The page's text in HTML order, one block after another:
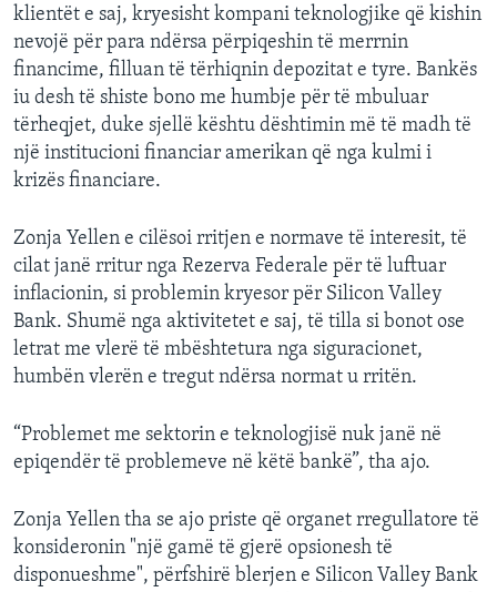
klientët e saj, kryesisht kompani teknologjike që kishin
nevojë për para ndërsa përpiqeshin të merrnin
financime, filluan të tërhiqnin depozitat e tyre. Bankës
iu desh të shiste bono me humbje për të mbuluar
tërheqjet, duke sjellë kështu dështimin më të madh të
një institucioni financiar amerikan që nga kulmi i
krizës financiare.
Zonja Yellen e cilësoi rritjen e normave të interesit, të
cilat janë rritur nga Rezerva Federale për të luftuar
inflacionin, si problemin kryesor për Silicon Valley
Bank. Shumë nga aktivitetet e saj, të tilla si bonot ose
letrat me vlerë të mbështetura nga siguracionet,
humbën vlerën e tregut ndërsa normat u rritën.
“Problemet me sektorin e teknologjisë nuk janë në
epiqendër të problemeve në këtë bankë”, tha ajo.
Zonja Yellen tha se ajo priste që organet rregullatore të
konsideronin "një gamë të gjerë opsionesh të
disponueshme", përfshirë blerjen e Silicon Valley Bank